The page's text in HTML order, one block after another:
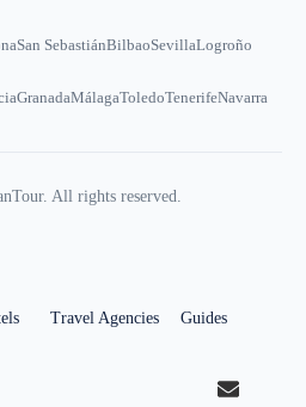
San SebastiánBilbaoSevillaLogroño
GranadaMálagaToledoTenerifeNavarra
All rights reserved.
Travel Agencies Guides